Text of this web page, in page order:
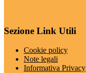
Sezione Link Utili
Cookie policy
Note legali
Informativa Privacy